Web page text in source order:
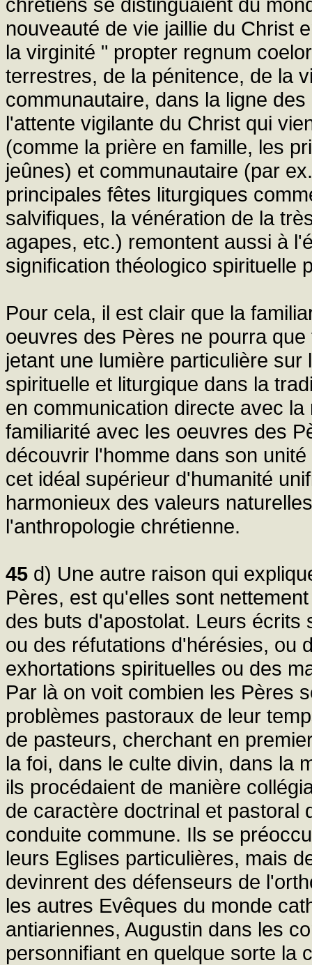
nouveauté de vie jaillie du Christ
la virginité " propter regnum
terrestres, de la pénitence, de la
communautaire, dans la ligne
l'attente vigilante du Christ qui
(comme la prière en famille, les
jeûnes) et communautaire (par
principales fêtes liturgiques
salvifiques, la vénération de la
agapes, etc.) remontent aussi à
signification théologico spirituelle
Pour cela, il est clair que la
oeuvres des Pères ne pourra
jetant une lumière particulière
spirituelle et liturgique dans la
en communication directe avec
familiarité avec les oeuvres des
découvrir l'homme dans son
cet idéal supérieur d'humanité
harmonieux des valeurs
l'anthropologie chrétienne.
45 d) Une autre raison qui
Pères, est qu'elles sont
des buts d'apostolat. Leurs
ou des réfutations d'hérésies, ou
exhortations spirituelles ou des
Par là on voit combien les Pères
problèmes pastoraux de leur
de pasteurs, cherchant en
la foi, dans le culte divin, dans la
ils procédaient de manière
de caractère doctrinal et pastoral
conduite commune. Ils se
leurs Eglises particulières, mais
devinrent des défenseurs de
les autres Evêques du monde
antiariennes, Augustin dans les
personnifiant en quelque sorte la